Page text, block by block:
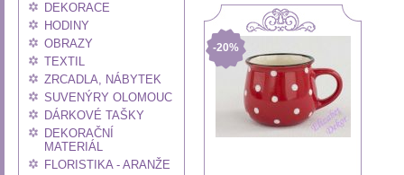
DEKORACE
HODINY
OBRAZY
TEXTIL
ZRCADLA, NÁBYTEK
SUVENÝRY OLOMOUC
DÁRKOVÉ TAŠKY
DEKORAČNÍ
MATERIÁL
FLORISTIKA - ARANŽE
-20%